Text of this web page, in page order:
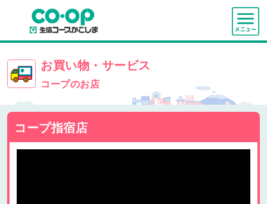
お買い物・サービス
コープのお店
コープ指宿店